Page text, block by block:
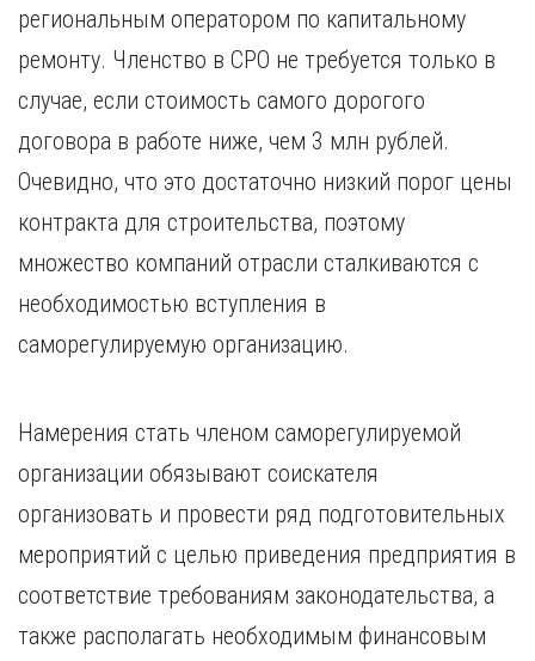
Калининград
Калуга
Кемерово
Киров
Краснодар
Красноярск
Курск
Л
Липецк
М
Мурманск
Н
Набережные Челны
Нижний Новгород
Нижний Тагил
Новокузнецк
Новосибирск
Тула
Тюмень
Ульяновск
Уфа
Х
Хабаровск
Чебоксары
Я
региональным оператором по капитальному
ремонту. Членство в СРО не требуется только в
случае, если стоимость самого дорогого
договора в работе ниже, чем 3 млн рублей.
Очевидно, что это достаточно низкий порог цены
контракта для строительства, поэтому
множество компаний отрасли сталкиваются с
необходимостью вступления в
саморегулируемую организацию.
Намерения стать членом саморегулируемой
организации обязывают соискателя
организовать и провести ряд подготовительных
мероприятий с целью приведения предприятия в
соответствие требованиям законодательства, а
также располагать необходимым финансовым